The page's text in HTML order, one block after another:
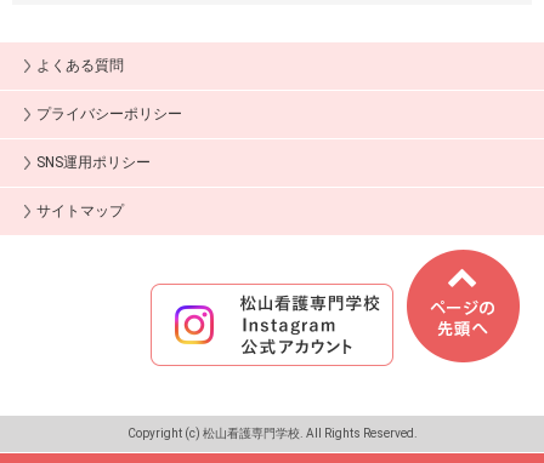
よくある質問
プライバシーポリシー
SNS運用ポリシー
サイトマップ
Copyright (c) 松山看護専門学校. All Rights Reserved.